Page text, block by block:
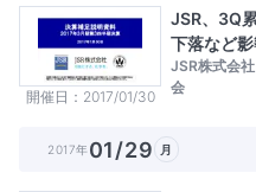
開催日 2017/01/30
JSR、3Q
下落など
JSR株式会
会
2017年01/29 月